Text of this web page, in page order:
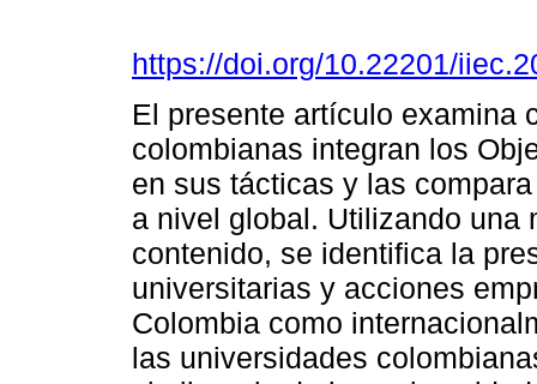
https://doi.org/10.22201/
El presente artículo examina
colombianas integran los
en sus tácticas y las
a nivel global. Utilizando
contenido, se identifica la
universitarias y acciones
Colombia como
las universidades